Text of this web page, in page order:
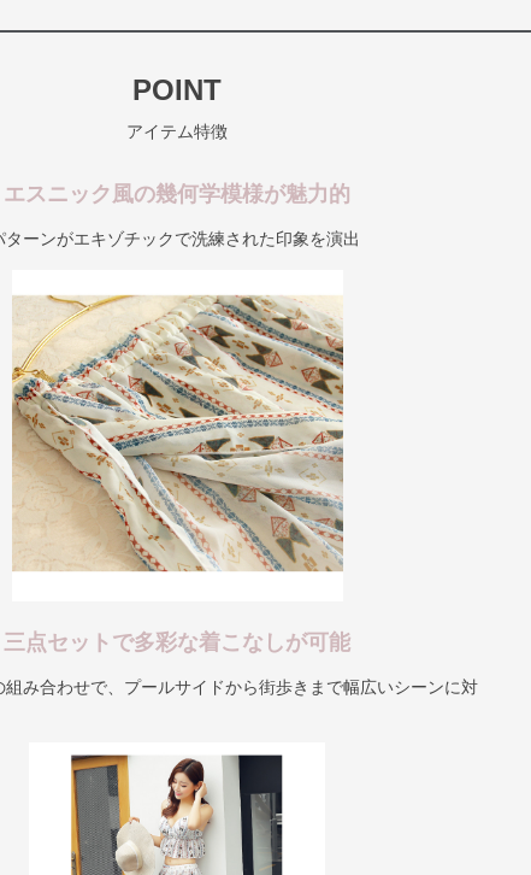
POINT
アイテム特徴
エスニック風の幾何学模様が魅力的
ーンがエキゾチックで洗練された印象を演出
三点セットで多彩な着こなしが可能
み合わせで、プールサイドから街歩きまで幅広いシーンに対